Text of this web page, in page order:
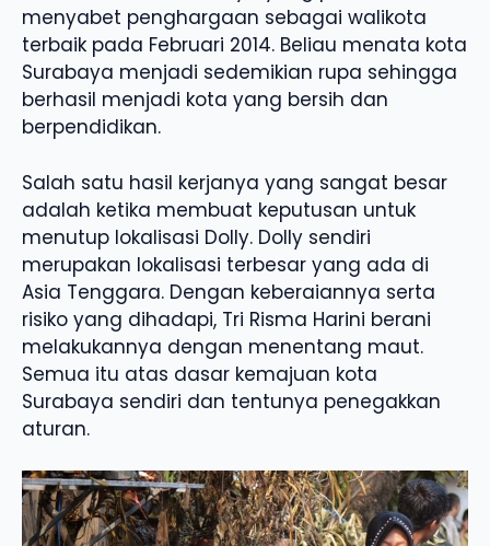
menyabet penghargaan sebagai walikota
terbaik pada Februari 2014. Beliau menata kota
Surabaya menjadi sedemikian rupa sehingga
berhasil menjadi kota yang bersih dan
berpendidikan.
Salah satu hasil kerjanya yang sangat besar
adalah ketika membuat keputusan untuk
menutup lokalisasi Dolly. Dolly sendiri
merupakan lokalisasi terbesar yang ada di
Asia Tenggara. Dengan keberaiannya serta
risiko yang dihadapi, Tri Risma Harini berani
melakukannya dengan menentang maut.
Semua itu atas dasar kemajuan kota
Surabaya sendiri dan tentunya penegakkan
aturan.